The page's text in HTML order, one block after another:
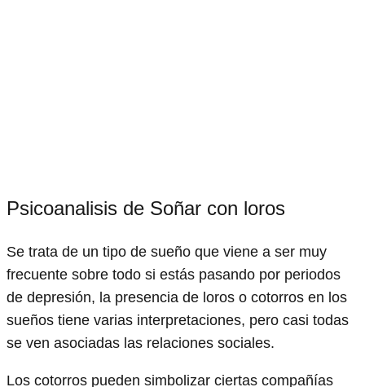
Psicoanalisis de Soñar con loros
Se trata de un tipo de sueño que viene a ser muy
frecuente sobre todo si estás pasando por periodos
de depresión, la presencia de loros o cotorros en los
sueños tiene varias interpretaciones, pero casi todas
se ven asociadas las relaciones sociales.
Los cotorros pueden simbolizar ciertas compañías